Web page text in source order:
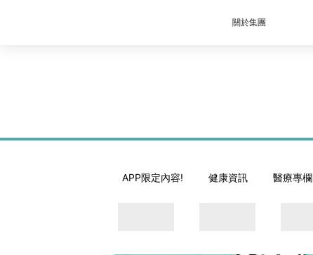
關於集團
APP限定內容! 健康資訊 醫療專欄